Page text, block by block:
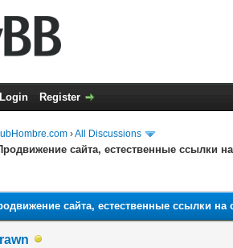
Login Register
›All Discussions
сайта, естественные ссылки
сайта, естественные ссылки на